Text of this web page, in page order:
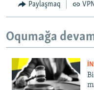
Paylaşmaq
Oqumağa